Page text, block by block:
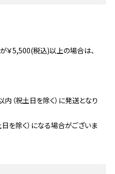
￥5,500(税込)以上の場合は、
（祝土日を除く）に発送となり
を除く）になる場合がございま